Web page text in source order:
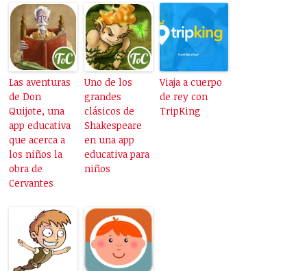
Las aventuras
de Don
Quijote, una
app educativa
que acerca a
los niños la
obra de
Cervantes
Uno de los
grandes
clásicos de
Shakespeare
en una app
educativa para
niños
Viaja a cuerpo
de rey con
TripKing